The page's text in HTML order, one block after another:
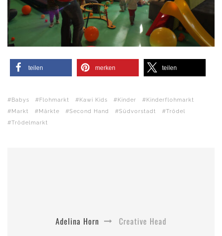
teilen merken teilen
Babys Flohmarkt Kawi Kids Kinder
Kinderflohmarkt
Markt
Märkte Second Hand Südvorstadt
Trödel
Trödelmarkt
Adelina Horn Creative Head